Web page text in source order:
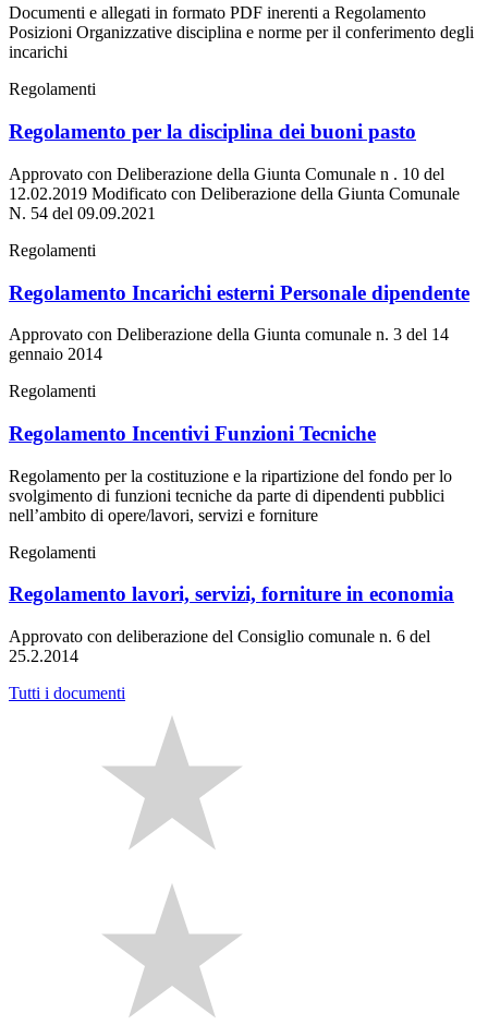
Documenti e allegati in formato PDF inerenti a Regolamento
Posizioni Organizzative disciplina e norme per il conferimento degli
incarichi
Regolamenti
Regolamento per la disciplina dei buoni pasto
Approvato con Deliberazione della Giunta Comunale n . 10 del
12.02.2019 Modificato con Deliberazione della Giunta Comunale
N. 54 del 09.09.2021
Regolamenti
Regolamento Incarichi esterni Personale dipendente
Approvato con Deliberazione della Giunta comunale n. 3 del 14
gennaio 2014
Regolamenti
Regolamento Incentivi Funzioni Tecniche
Regolamento per la costituzione e la ripartizione del fondo per lo
svolgimento di funzioni tecniche da parte di dipendenti pubblici
nell’ambito di opere/lavori, servizi e forniture
Regolamenti
Regolamento lavori, servizi, forniture in economia
Approvato con deliberazione del Consiglio comunale n. 6 del
25.2.2014
Tutti i documenti